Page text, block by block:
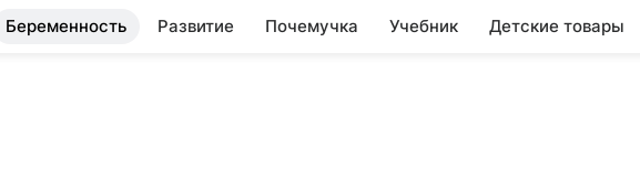
Беременность Развитие Почемучка Учебник Детские товары